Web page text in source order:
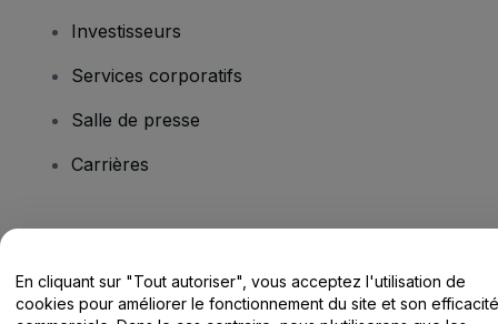
Investisseurs
Services corporatifs
Salle de presse
Carrières
Centre d'assistance / Nous contacter
En cliquant sur "Tout autoriser", vous acceptez l'utilisation de
cookies pour améliorer le fonctionnement du site et son efficacité